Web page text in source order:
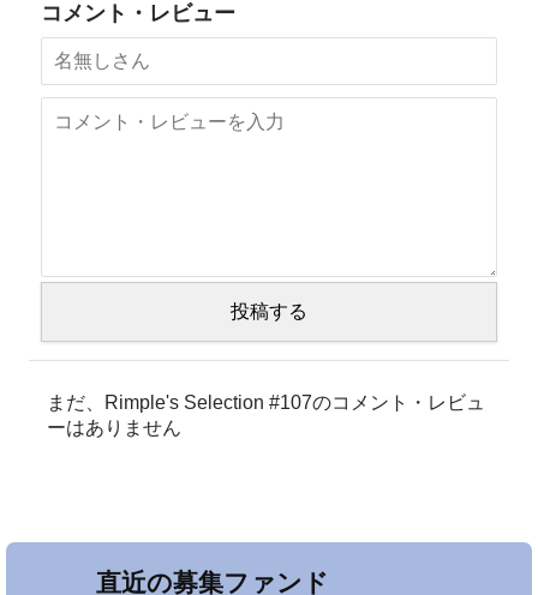
コメント・レビュー
投稿する
まだ、Rimple's Selection #107のコメント・レビュ
ーはありません
直近の募集ファンド